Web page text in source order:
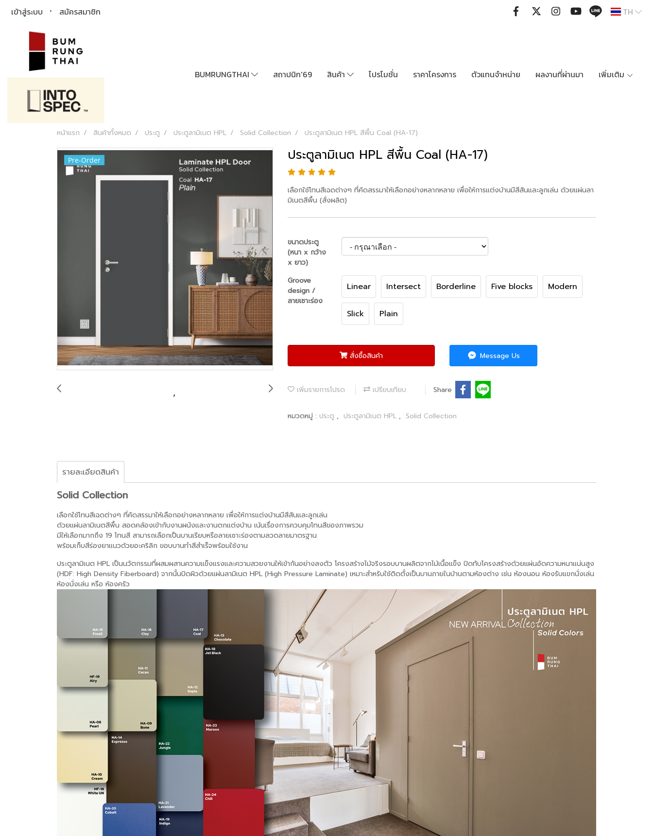
เข้าสู่ระบบ สมัครสมาชิก TH
BUMRUNGTHAI สถาปนิก'69 สินค้า โปรโมชั่น ราคาโครงการ ตัวแทนจำหน่าย ผลงานที่ผ่านมา เพิ่มเติม
หน้าแรก สินค้าทั้งหมด ประตู ประตูลามิเนต HPL Solid Collection ประตูลามิเนต HPL สีพื้น Coal (HA-17)
Pre-Order ประตูลามิเนต HPL สีพื้น Coal (HA-17)
เลือกใช้โทนสีเฉดต่างๆ ที่คัดสรรมาให้เลือกอย่างหลากหลาย เพื่อให้การแต่งบ้านมีสีสันและลูกเล่น ด้วยแผ่นลา
มิเนตสีพื้น (สั่งผลิต)
ขนาดประตู
(หนา x กว้าง
x ยาว)
Groove
design /
ลายเซาะร่อง
Linear Intersect Borderline Five blocks Modern
Slick Plain
สั่งซื้อสินค้า Message Us
เพิ่มรายการโปรด เปรียบเทียบ Share
หมวดหมู่ : ประตู , ประตูลามิเนต HPL , Solid Collection
รายละเอียดสินค้า
Solid Collection
เลือกใช้โทนสีเฉดต่างๆ ที่คัดสรรมาให้เลือกอย่างหลากหลาย เพื่อให้การแต่งบ้านมีสีสันและลูกเล่น
ด้วยแผ่นลามิเนตสีพื้น สอดคล้องเข้ากับงานผนังและงานตกแต่งบ้าน เน้นเรื่องการควบคุมโทนสีของภาพรวม
มีให้เลือกมากถึง 19 โทนสี สามารถเลือกเป็นบานเรียบหรือลายเซาะร่องตามลวดลายมาตรฐาน
พร้อมเก็บสีร่องยาแนวด้วยอะคริลิก ขอบบานทำสีสำเร็จพร้อมใช้งาน
ประตูลามิเนต HPL เป็นนวัตกรรมที่ผสมผสานความแข็งแรงและความสวยงานให้เข้ากันอย่างลงตัว โครงสร้างไม้จริงรอบบานผลิตจากไม้เนื้อแข็ง ปิดทับโครงสร้างด้วยแผ่นอัดความหนาแน่นสูง
(HDF: High Density Fiberboard) จากนั้นปิดผิวด้วยแผ่นลามิเนต HPL (High Pressure Laminate) เหมาะสำหรับใช้ติดตั้งเป็นบานภายในบ้านตามห้องต่าง เช่น ห้องนอน ห้องรับแขกนั่งเล่น
ห้องนั่งเล่น หรือ ห้องครัว